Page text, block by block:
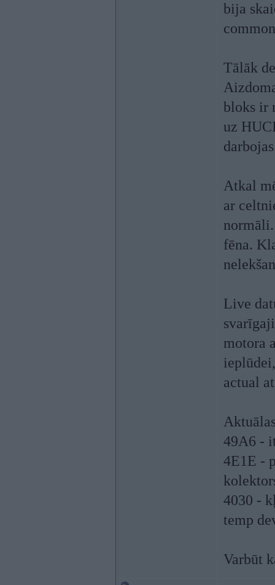
bija
Tālāk
bloks ir
uz
Atkal
ar
fēna.
Live
motora
actual
49A6 -
4E1E -
4030 -
temp
Varbūt